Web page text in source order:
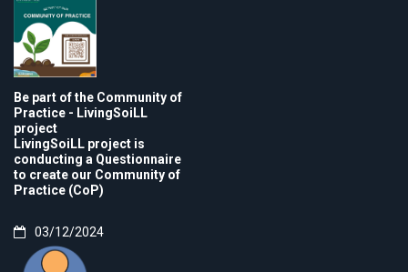
Be part of the Community of
Practice - LivingSoiLL
project
LivingSoiLL project is
conducting a Questionnaire
to create our Community of
Practice (CoP)
03/12/2024